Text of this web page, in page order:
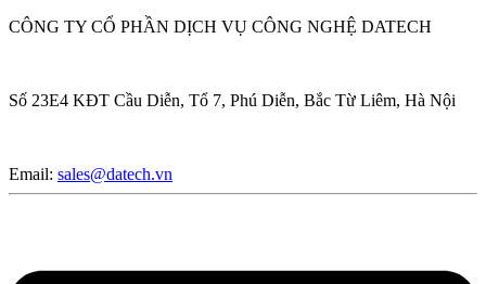
CÔNG TY CỔ PHẦN DỊCH VỤ CÔNG NGHỆ DATECH
Số 23E4 KĐT Cầu Diễn, Tổ 7, Phú Diễn, Bắc Từ Liêm, Hà Nội
Email: sales@datech.vn